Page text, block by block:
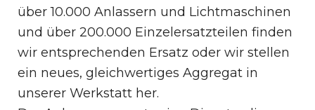
über 10.000 Anlassern und Lichtmaschinen
und über 200.000 Einzelersatzteilen finden
wir entsprechenden Ersatz oder wir stellen
ein neues, gleichwertiges Aggregat in
unserer Werkstatt her.